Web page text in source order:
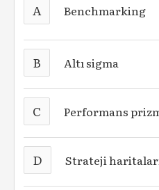
A Benchmarking
B Altı sigma
C Performans
D Strateji